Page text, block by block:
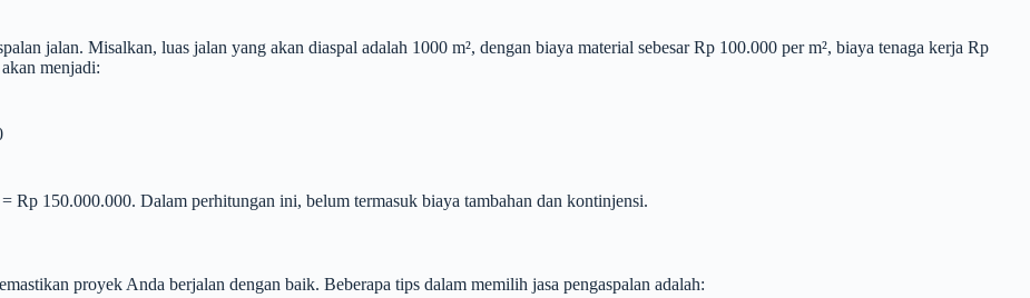
jalan. Misalkan, luas jalan yang akan diaspal adalah 1000 m², dengan biaya material sebesar Rp 100.000 per m², biaya tenaga kerja Rp
menjadi:
150.000.000. Dalam perhitungan ini, belum termasuk biaya tambahan dan kontinjensi.
proyek Anda berjalan dengan baik. Beberapa tips dalam memilih jasa pengaspalan adalah: